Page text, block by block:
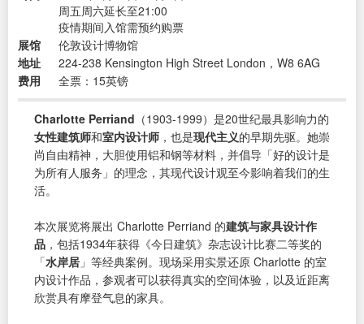
周五周六延长至21:00
疫情期间入馆需预约购票
展馆
伦敦设计博物馆
地址
224-238 Kensington High Street London，W8 6AG
费用
全票：15英镑
Charlotte Perriand （1903-1999）是20世纪最具影响力的
女性建筑师和室内设计师 ，也是现代主义的早期先驱。她崇
尚自由精神，大胆使用铝和钢等材料，并倡导「好的设计是
为所有人服务」的理念，其现代设计观至今影响着我们的生
活。
本次展览将展出 Charlotte Perriand 的建筑与家具设计作
品 ，包括1934年获得《今日建筑》杂志设计比赛二等奖的
「水岸居 」等经典案例。现场采用实景还原 Charlotte 的室
内设计作品，参观者可以获得真实的空间体验，以及近距离
欣赏具有摩登气息的家具。